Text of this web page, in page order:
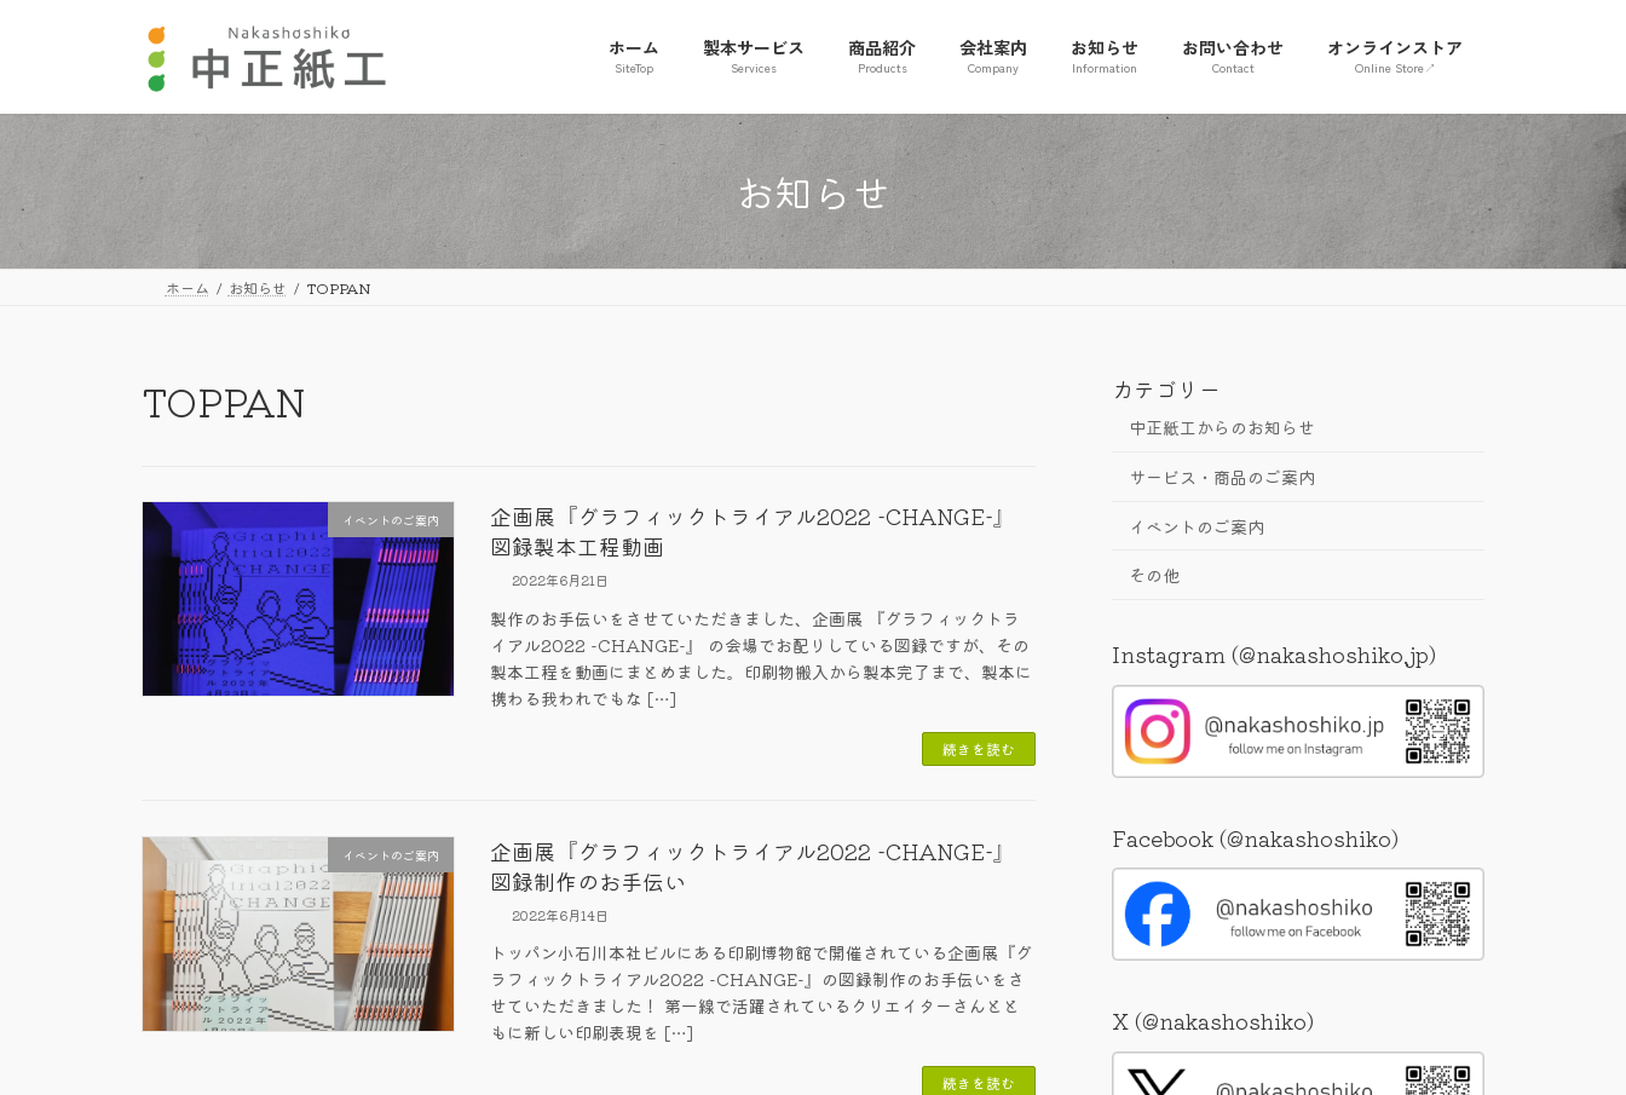
プ
動
ホーム
SiteTop
製本サービス
Services
商品紹介
Products
会社案内
Company
お知らせ
Information
お問い合わせ
Contact
オンラインストア
Online Store↗
お知らせ
ホーム お知らせ TOPPAN
TOPPAN
イベントのご案内
企画展『グラフィックトライアル2022 -CHANGE-』
図録製本工程動画
2022年6月21日
製作のお手伝いをさせていただきました、企画展 『グラフィックトラ
イアル2022 -CHANGE-』 の会場でお配りしている図録ですが、その
製本工程を動画にまとめました。印刷物搬入から製本完了まで、製本に
携わる我われでもな […]
続きを読む
イベントのご案内
企画展『グラフィックトライアル2022 -CHANGE-』
図録制作のお手伝い
2022年6月14日
トッパン小石川本社ビルにある印刷博物館で開催されている企画展『グ
ラフィックトライアル2022 -CHANGE-』の図録制作のお手伝いをさ
せていただきました！ 第一線で活躍されているクリエイターさんとと
もに新しい印刷表現を […]
続きを読む
カテゴリー
中正紙工からのお知らせ
サービス・商品のご案内
イベントのご案内
その他
Instagram (@nakashoshiko.jp)
Facebook (@nakashoshiko)
X (@nakashoshiko)